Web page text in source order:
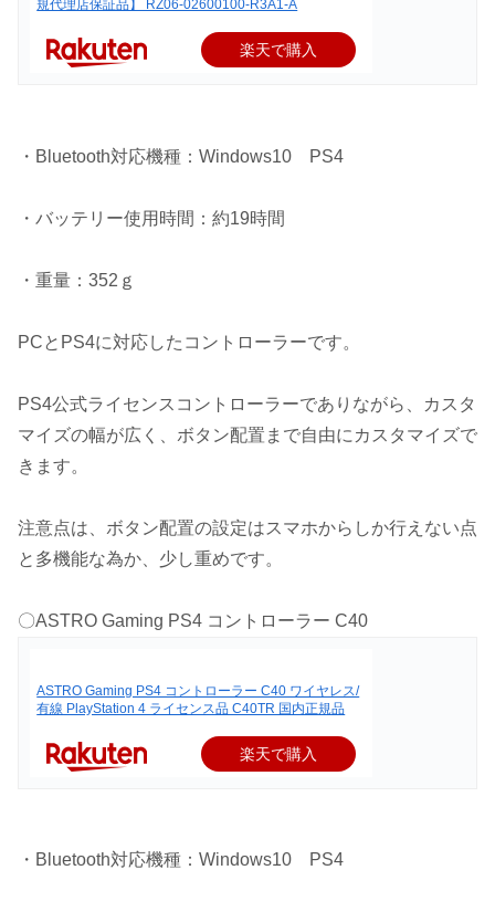
規代理店保証品】 RZ06-02600100-R3A1-A
楽天で購入
・Bluetooth対応機種：Windows10 PS4
・バッテリー使用時間：約19時間
・重量：352ｇ
PCとPS4に対応したコントローラーです。
PS4公式ライセンスコントローラーでありながら、カスタ
マイズの幅が広く、ボタン配置まで自由にカスタマイズで
きます。
注意点は、ボタン配置の設定はスマホからしか行えない点
と多機能な為か、少し重めです。
〇ASTRO Gaming PS4 コントローラー C40
ASTRO Gaming PS4 コントローラー C40 ワイヤレス/
有線 PlayStation 4 ライセンス品 C40TR 国内正規品
楽天で購入
・Bluetooth対応機種：Windows10 PS4